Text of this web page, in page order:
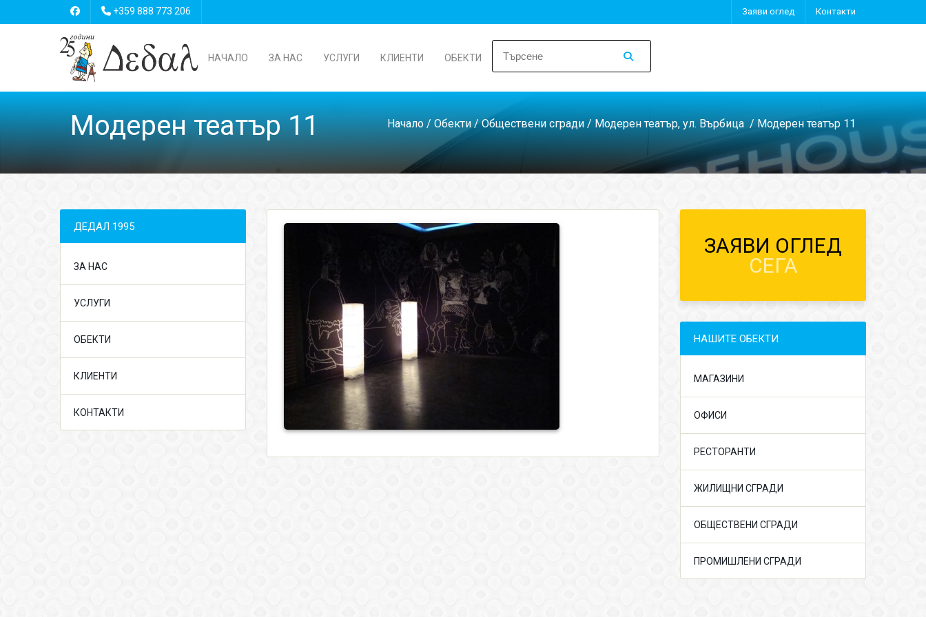
+359 888 773 206 Заяви оглед Контакти
НАЧАЛО ЗА НАС УСЛУГИ КЛИЕНТИ ОБЕКТИ
Модерен театър 11 Начало / Обекти/Обществени сгради / Модерен театър, ул. Върбица / Модерен театър 11
ДЕДАЛ 1995
ЗА НАС
УСЛУГИ
ОБЕКТИ
КЛИЕНТИ
КОНТАКТИ
ЗАЯВИ ОГЛЕД
СЕГА
НАШИТЕ ОБЕКТИ
МАГАЗИНИ
ОФИСИ
РЕСТОРАНТИ
ЖИЛИЩНИ СГРАДИ
ОБЩЕСТВЕНИ СГРАДИ
ПРОМИШЛЕНИ СГРАДИ